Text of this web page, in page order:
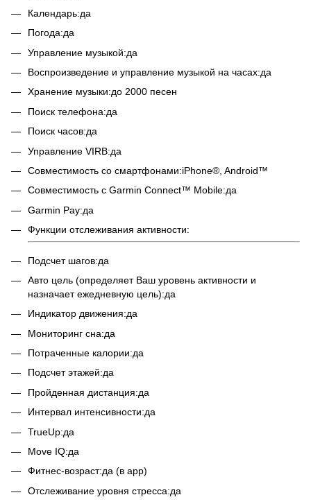
Календарь:да
Погода:да
Управление музыкой:да
Воспроизведение и управление музыкой на часах:да
Хранение музыки:до 2000 песен
Поиск телефона:да
Поиск часов:да
Управление VIRB:да
Совместимость со смартфонами:iPhone®, Android™
Совместимость с Garmin Connect™ Mobile:да
Garmin Pay:да
Функции отслеживания активности:
Подсчет шагов:да
Авто цель (определяет Ваш уровень активности и
назначает ежедневную цель):да
Индикатор движения:да
Мониторинг сна:да
Потраченные калории:да
Подсчет этажей:да
Пройденная дистанция:да
Интервал интенсивности:да
TrueUp:да
Move IQ:да
Фитнес-возраст:да (в app)
Отслеживание уровня стресса:да